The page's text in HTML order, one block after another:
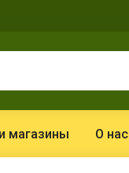
магазины О нас